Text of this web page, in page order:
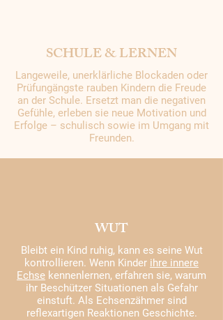
SCHULE & LERNEN
Langeweile, unerklärliche Blockaden oder
Prüfungängste rauben Kindern die Freude
an der Schule. Ersetzt man die negativen
Gefühle, erleben sie neue Motivation und
Erfolge – schulisch sowie im Umgang mit
Freunden.
WUT
Bleibt ein Kind ruhig, kann es seine Wut
kontrollieren. Wenn Kinder ihre innere
Echse kennenlernen, erfahren sie, warum
ihr Beschützer Situationen als Gefahr
einstuft. Als Echsenzähmer sind
reflexartigen Reaktionen Geschichte.